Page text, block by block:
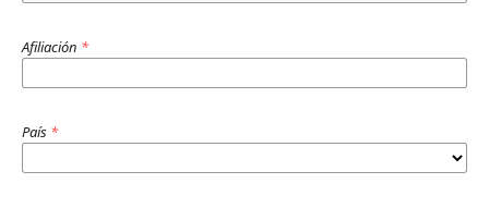
Afiliación *
País *